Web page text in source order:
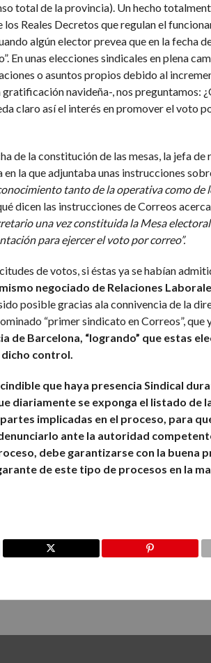
total de la provincia). Un hecho
Reales Decretos que regulan el
algún elector prevea que en la fecha
En unas elecciones sindicales en plena
o asuntos propios debido al
gratificación navideña-, nos preguntamos:
claro así el interés en promover el voto
de la constitución de las mesas, la jefa
la que adjuntaba unas instrucciones
tanto de la operativa como de
dicen las instrucciones de Correos
una vez constituida la Mesa
para ejercer el voto por correo”.
de votos, si éstas ya se habían
negociado de Relaciones
posible gracias ala connivencia de la
“primer sindicato en Correos”, que
Barcelona, “logrando” que estas
dicho control.
que haya presencia Sindical
diariamente se exponga el listado de
implicadas en el proceso, para
ante la autoridad
debe garantizarse con la buena
de este tipo de procesos en la